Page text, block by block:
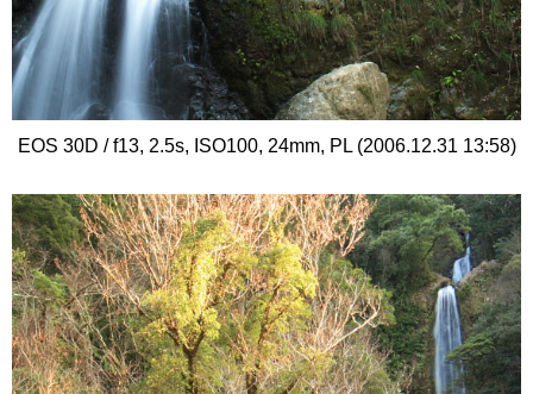
EOS 30D / f13, 2.5s, ISO100, 24mm, PL (2006.12.31 13:58)